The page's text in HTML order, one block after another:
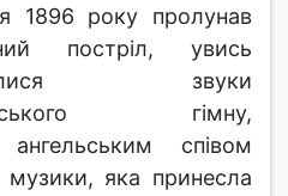
1896 року пролунав
постріл, увись
звуки
гімну,
ангельським співом
музики, яка принесла